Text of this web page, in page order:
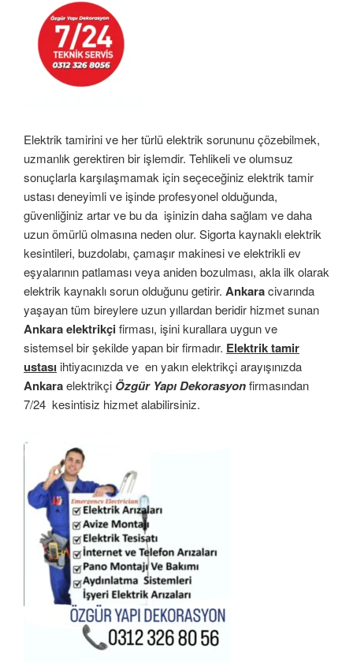
Elektrik tamirini ve her türlü elektrik sorununu çözebilmek,
uzmanlık gerektiren bir işlemdir. Tehlikeli ve olumsuz
sonuçlarla karşılaşmamak için seçeceğiniz elektrik tamir
ustası deneyimli ve işinde profesyonel olduğunda,
güvenliğiniz artar ve bu da işinizin daha sağlam ve daha
uzun ömürlü olmasına neden olur. Sigorta kaynaklı elektrik
kesintileri, buzdolabı, çamaşır makinesi ve elektrikli ev
eşyalarının patlaması veya aniden bozulması, akla ilk olarak
elektrik kaynaklı sorun olduğunu getirir. Ankaracivarında
yaşayan tüm bireylere uzun yıllardan beridir hizmet sunan
Ankara elektrikçifirması, işini kurallara uygun ve
sistemsel bir şekilde yapan bir firmadır. Elektrik tamir
ustası ihtiyacınızda ve en yakın elektrikçi arayışınızda
Ankaraelektrikçi Özgür Yapı Dekorasyonfirmasından
7/24 kesintisiz hizmet alabilirsiniz.